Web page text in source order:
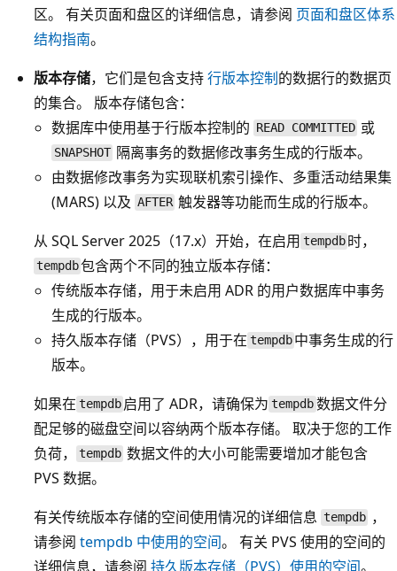
区。 有关页面和盘区的详细信息，请参阅 页面和盘区体系
结构指南。
版本存储，它们是包含支持行版本控制的数据行的数据页
的集合。 版本存储包含：
数据库中使用基于行版本控制的 READ COMMITTED 或
SNAPSHOT 隔离事务的数据修改事务生成的行版本。
由数据修改事务为实现联机索引操作、多重活动结果集
(MARS) 以及 AFTER 触发器等功能而生成的行版本。
从 SQL Server 2025（17.x）开始，在启用 tempdb 时，
tempdb包含两个不同的独立版本存储：
传统版本存储，用于未启用 ADR 的用户数据库中事务
生成的行版本。
持久版本存储（PVS），用于在 tempdb 中事务生成的行
版本。
如果在 tempdb 启用了 ADR，请确保为 tempdb数据文件分
配足够的磁盘空间以容纳两个版本存储。 取决于您的工作
负荷，
tempdb 数据文件的大小可能需要增加才能包含
PVS 数据。
有关传统版本存储的空间使用情况的详细信息 tempdb ，
请参阅 tempdb 中使用的空间。 有关 PVS 使用的空间的
详细信息，请参阅 持久版本存储（PVS）使用的空间。